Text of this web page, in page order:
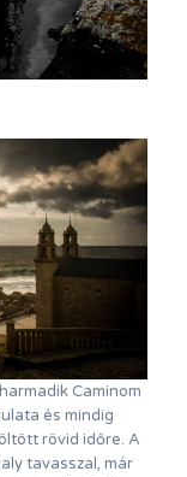
Caminom
és mindig
rövid időre. A
tavasszal, már